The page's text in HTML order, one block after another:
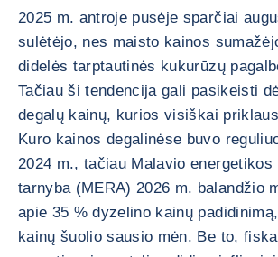
2025 m. antroje pusėje sparčiai
sulėtėjo, nes maisto kainos
didelės tarptautinės kukurūzų
Tačiau ši tendencija gali pasikeisti
degalų kainų, kurios visiškai
Kuro kainos degalinėse buvo
2024 m., tačiau Malavio energetikos
tarnyba (MERA) 2026 m. balandžio
apie 35 % dyzelino kainų
kainų šuolio sausio mėn. Be to,